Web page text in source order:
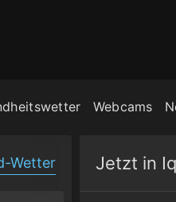
Webcams
Wetter Jetzt in